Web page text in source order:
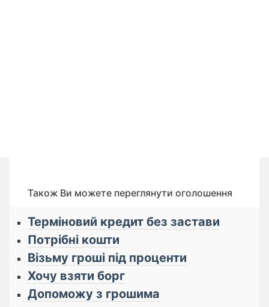
Також Ви можете переглянути оголошення
Терміновий кредит без застави
Потрібні кошти
Візьму гроші під проценти
Хочу взяти борг
Допоможу з грошима